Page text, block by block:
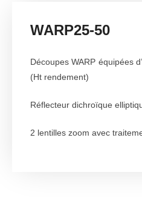
WARP25-50
Découpes WARP équipées
(Ht rendement)
Réflecteur dichroïque
2 lentilles zoom avec